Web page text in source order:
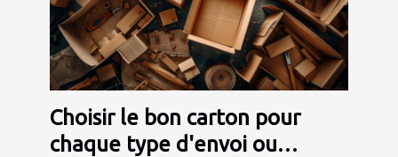
Choisir le bon carton pour
chaque type d'envoi ou